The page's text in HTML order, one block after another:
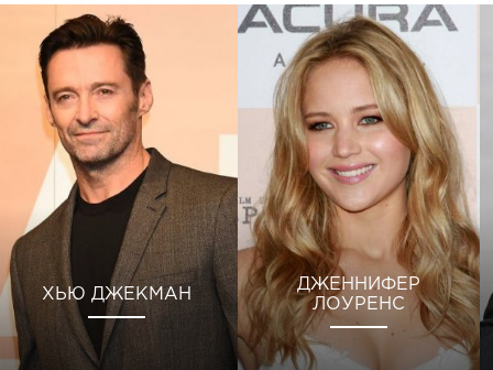
ХЬЮ ДЖЕКМАН
ДЖЕННИФЕР
ЛОУРЕНС